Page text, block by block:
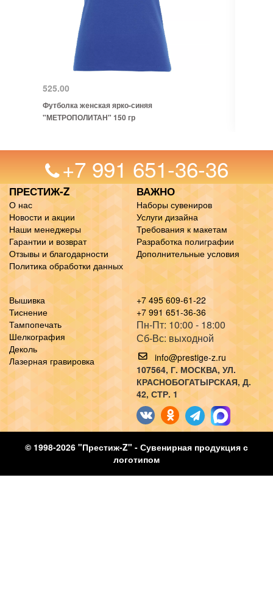
525.00
Футболка женская ярко-синяя
"МЕТРОПОЛИТАН" 150 гр
+7 991 651-36-36
ПРЕСТИЖ-Z
О нас
Новости и акции
Наши менеджеры
Гарантии и возврат
Отзывы и благодарности
Политика обработки данных
ВАЖНО
Наборы сувениров
Услуги дизайна
Требования к макетам
Разработка полиграфии
Дополнительные условия
Вышивка
Тиснение
Тампопечать
Шелкография
Деколь
Лазерная гравировка
+7 495 609-61-22
+7 991 651-36-36
Пн-Пт: 10:00 - 18:00
Сб-Вс: выходной
info@prestige-z.ru
107564, Г. МОСКВА, УЛ.
КРАСНОБОГАТЫРСКАЯ, Д.
42, СТР. 1
© 1998-2026 "Престиж-Z" - Сувенирная продукция с
логотипом